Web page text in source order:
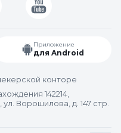
Приложение
для Android
конторе
142214,
Ворошилова, д. 147 стр.